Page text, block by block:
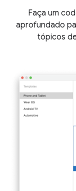
Faça um
aprofundado
tópicos